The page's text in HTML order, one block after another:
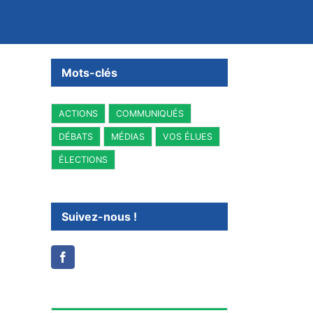
Mots-clés
ACTIONS COMMUNIQUÉS
DÉBATS MÉDIAS VOS ÉLUES
ÉLECTIONS
Suivez-nous !